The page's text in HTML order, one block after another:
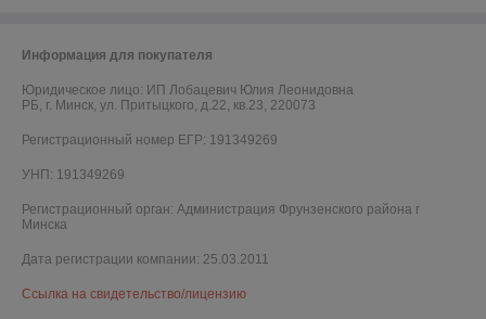
Информация для покупателя
Юридическое лицо: ИП Лобацевич Юлия Леонидовна
РБ, г. Минск, ул. Притыцкого, д.22, кв.23, 220073
Регистрационный номер ЕГР: 191349269
УНП: 191349269
Регистрационный орган: Администрация Фрунзенского района г
Минска
Дата регистрации компании: 25.03.2011
Ссылка на свидетельство/лицензию